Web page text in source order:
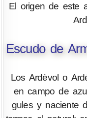
El origen de este
Escudo de
Los Ardèvol o
en campo de
gules y naciente